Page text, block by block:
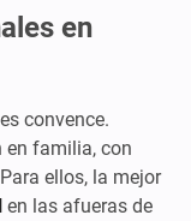
en
convence.
en familia, con
ellos, la mejor
en las afueras de